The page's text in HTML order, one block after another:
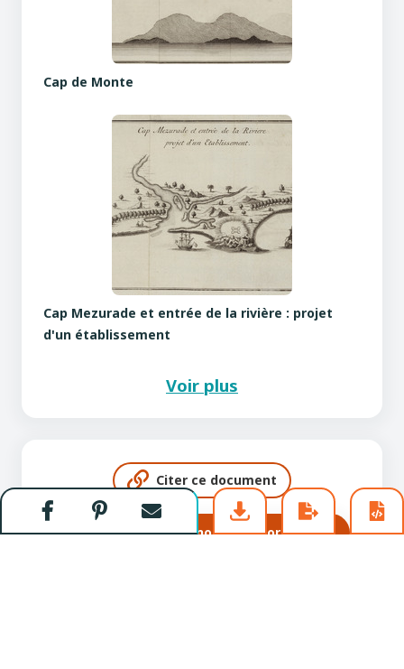
Cap de Monte
Cap Mezurade et entrée de la rivière : projet
d'un établissement
Voir plus
Citer ce document
Télécharger la notice au format PDF
PartagerPartagerEnvoyer